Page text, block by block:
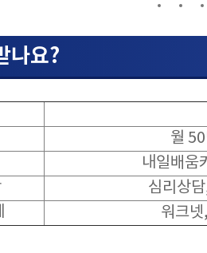
나요?
월
내일배움
심리상
워크